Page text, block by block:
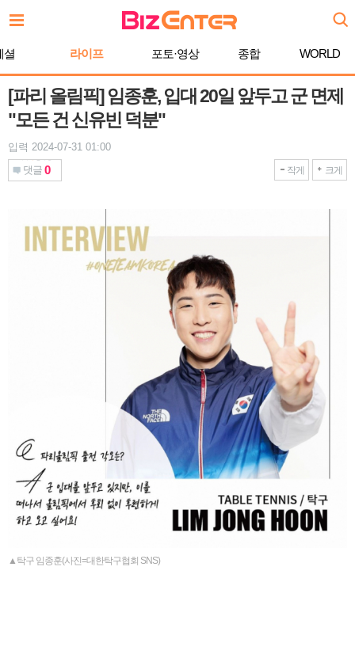
문
로
기
셜 라이프 포토·영상 종합 WORLD
[파리 올림픽] 임종훈, 입대 20일 앞두고 군 면제
"모든 건 신유빈 덕분"
입력 2024-07-31 01:00
댓글 0 작게 크게
▲탁구 임종훈(사진=대한탁구협회 SNS)